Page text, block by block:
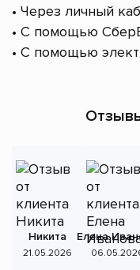
• Через личный
• С помощью
• С помощью
Никита
21.05.2026
Елена